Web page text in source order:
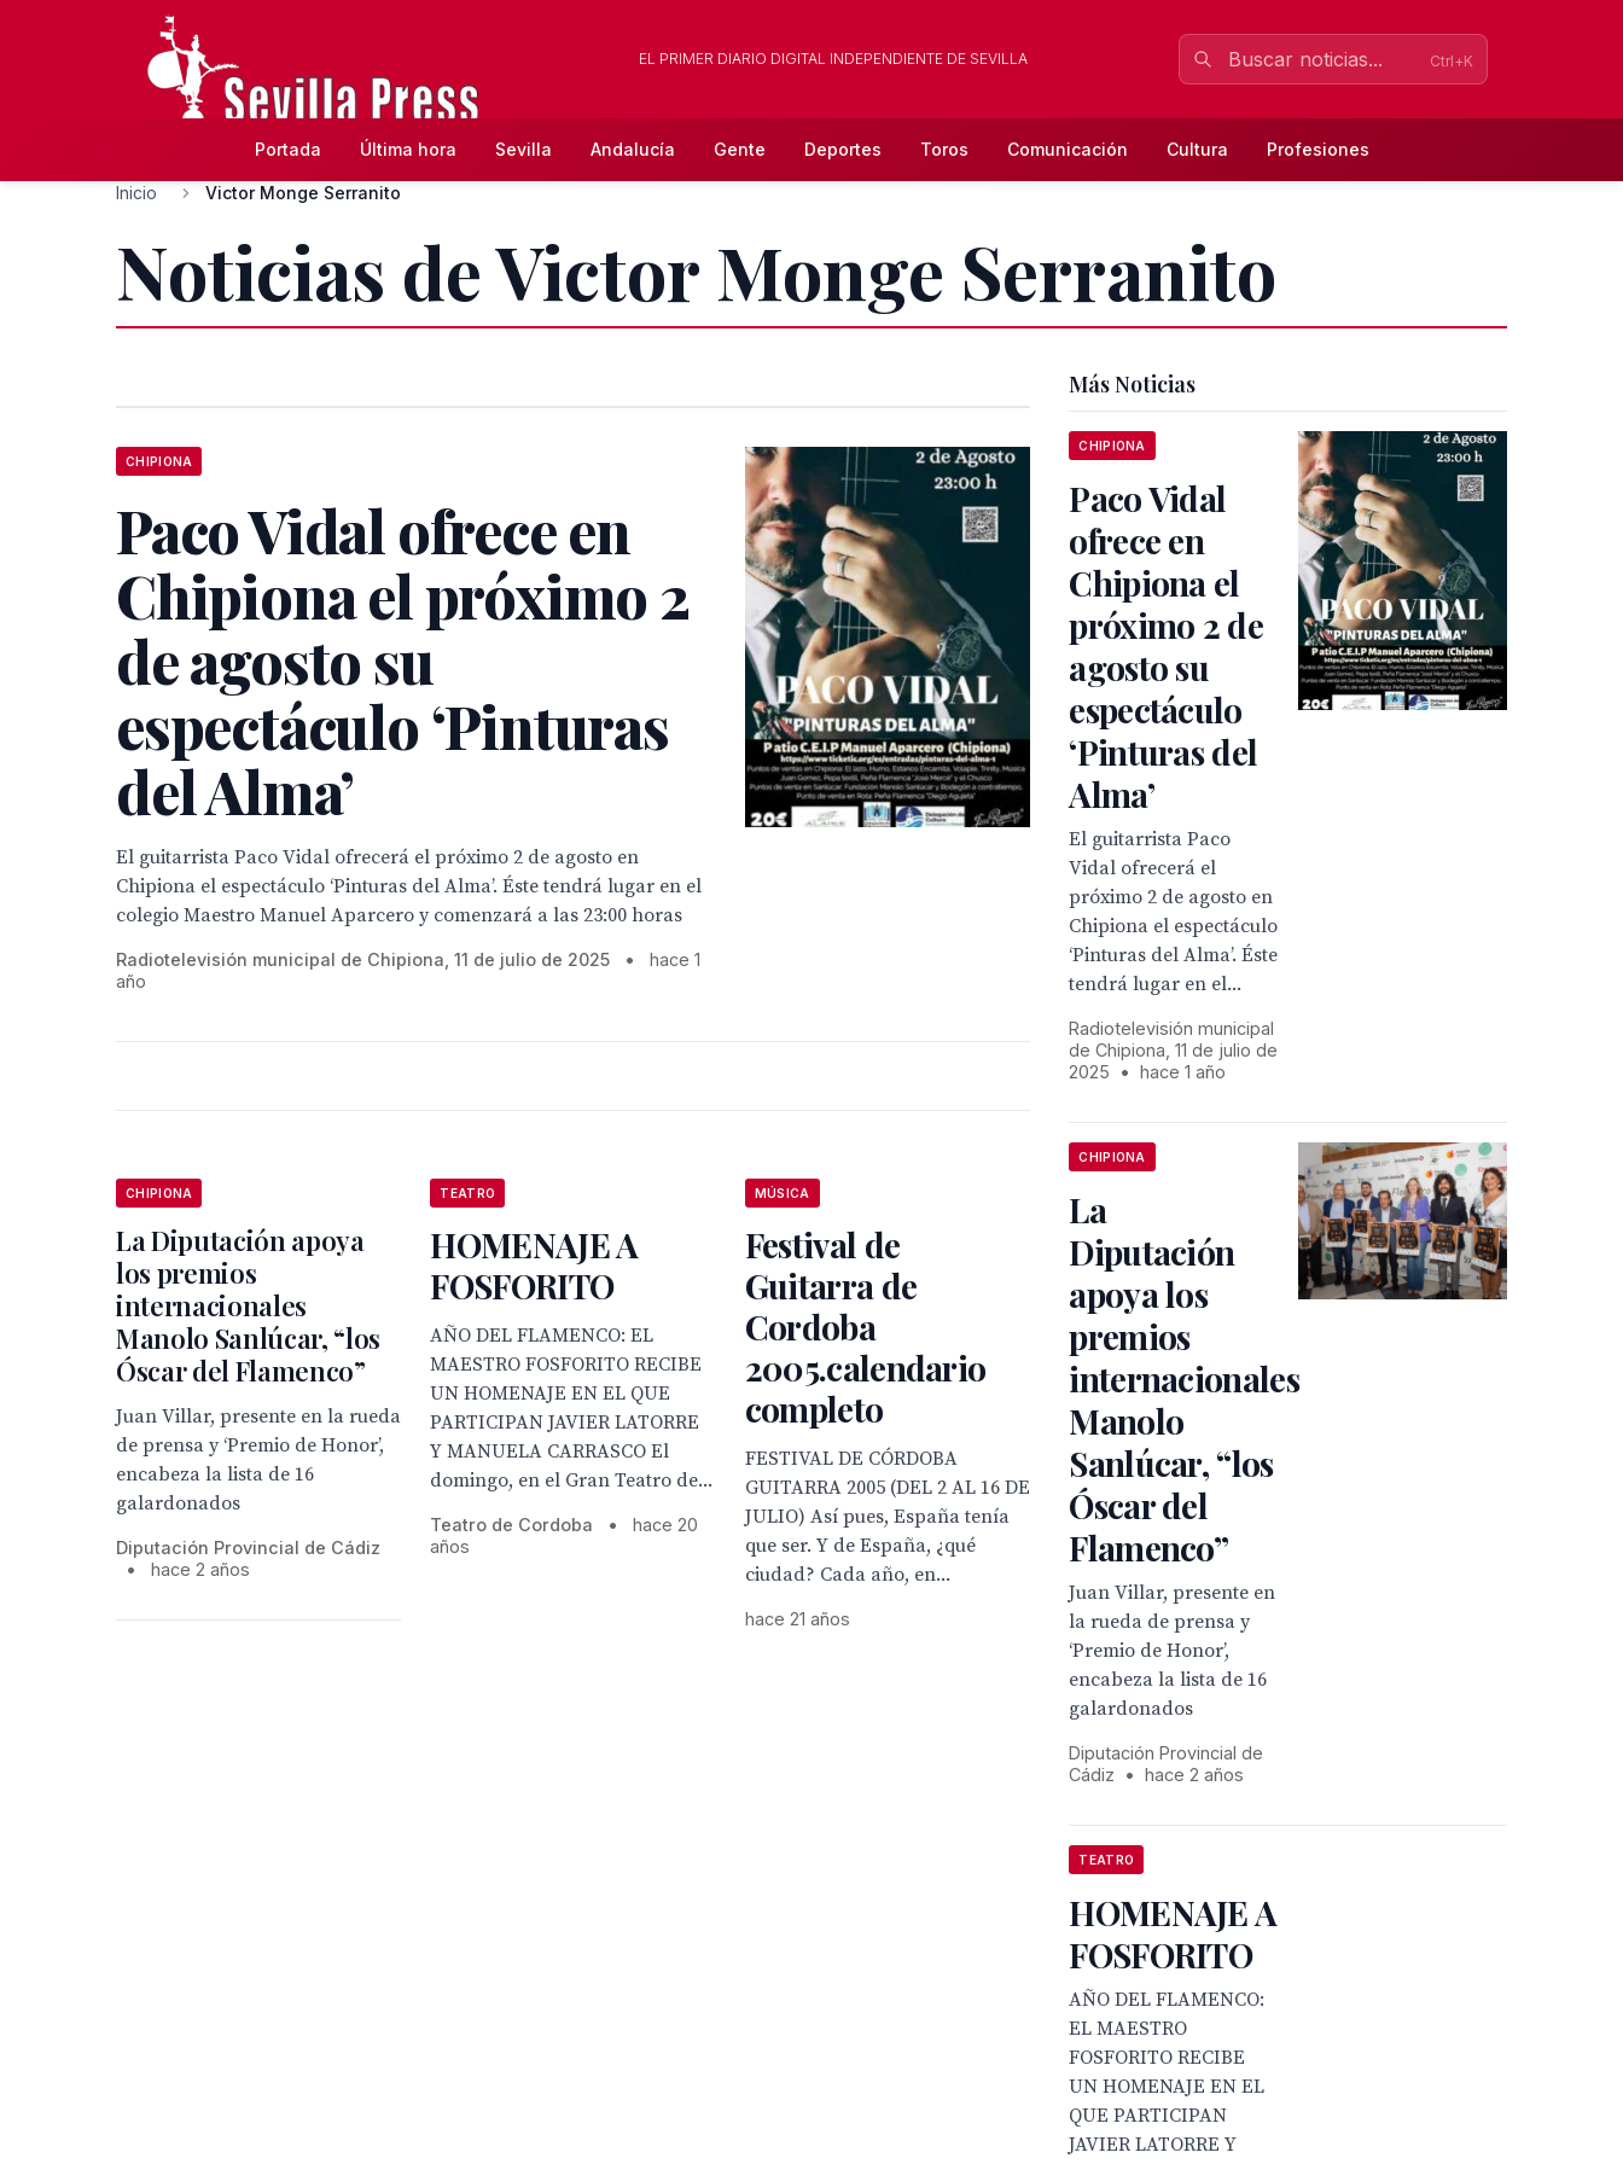
EL PRIMER DIARIO DIGITAL INDEPENDIENTE DE SEVILLA Ctrl+K
Portada Última hora Sevilla Andalucía Gente Deportes Toros Comunicación Cultura Profesiones
Inicio Victor Monge Serranito
Noticias de Victor Monge Serranito
CHIPIONA
Paco Vidal ofrece en
Chipiona el próximo 2
de agosto su
espectáculo ‘Pinturas
del Alma’
El guitarrista Paco Vidal ofrecerá el próximo 2 de agosto en
Chipiona el espectáculo ‘Pinturas del Alma’. Éste tendrá lugar en el
colegio Maestro Manuel Aparcero y comenzará a las 23:00 horas
Radiotelevisión municipal de Chipiona, 11 de julio de 2025 •
hace 1
año
CHIPIONA
La Diputación apoya
los premios
internacionales
Manolo Sanlúcar, “los
Óscar del Flamenco”
Juan Villar, presente en la rueda
de prensa y ‘Premio de Honor’,
encabeza la lista de 16
galardonados
Diputación Provincial de Cádiz
•
hace 2 años
TEATRO
HOMENAJE A
FOSFORITO
AÑO DEL FLAMENCO: EL
MAESTRO FOSFORITO RECIBE
UN HOMENAJE EN EL QUE
PARTICIPAN JAVIER LATORRE
Y MANUELA CARRASCO El
domingo, en el Gran Teatro de...
Teatro de Cordoba •
hace 20
años
MÚSICA
Festival de
Guitarra de
Cordoba
2005.calendario
completo
FESTIVAL DE CÓRDOBA
GUITARRA 2005 (DEL 2 AL 16 DE
JULIO) Así pues, España tenía
que ser. Y de España, ¿qué
ciudad? Cada año, en...
hace 21 años
Más Noticias
CHIPIONA
Paco Vidal
ofrece en
Chipiona el
próximo 2 de
agosto su
espectáculo
‘Pinturas del
Alma’
El guitarrista Paco
Vidal ofrecerá el
próximo 2 de agosto en
Chipiona el espectáculo
‘Pinturas del Alma’. Éste
tendrá lugar en el...
Radiotelevisión municipal
de Chipiona, 11 de julio de
2025
• hace 1 año
CHIPIONA
La
Diputación
apoya los
premios
internacionales
Manolo
Sanlúcar, “los
Óscar del
Flamenco”
Juan Villar, presente en
la rueda de prensa y
‘Premio de Honor’,
encabeza la lista de 16
galardonados
Diputación Provincial de
Cádiz
• hace 2 años
TEATRO
HOMENAJE A
FOSFORITO
AÑO DEL FLAMENCO:
EL MAESTRO
FOSFORITO RECIBE
UN HOMENAJE EN EL
QUE PARTICIPAN
JAVIER LATORRE Y